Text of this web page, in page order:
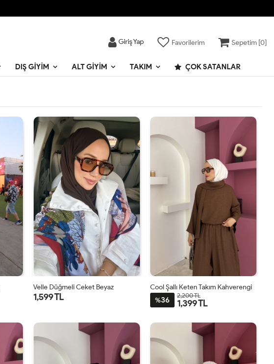
Giriş Yap Favorilerim Sepetim [0]
DIŞ GIYIM ALT GIYIM TAKIM ÇOK SATANLAR
Velle Düğmeli Ceket Beyaz
1,599 TL
Cool Şallı Keten Takım Kahverengi
%36 2,200 TL
1,399 TL